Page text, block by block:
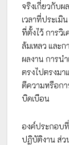
จริงเกี่ยวกับ
เวลาที่ประเมิ
ที่ตั้งไว้ การวิ
ล้มเหลว และ
ผลงาน การน
ตรงไปตรงมา
ตีความหรือก
บิดเบือน
องค์ประกอบที่
ปฏิบัติงาน ส่ว